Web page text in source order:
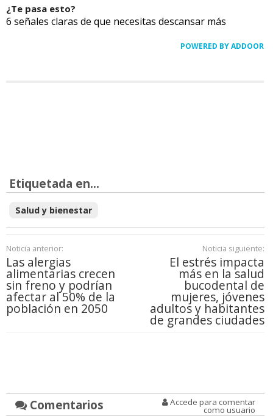
¿Te pasa esto?
6 señales claras de que necesitas descansar más
POWERED BY ADDOOR
Etiquetada en...
Salud y bienestar
Noticia anterior:
Las alergias
alimentarias crecen
sin freno y podrían
afectar al 50% de la
población en 2050
Noticia siguiente:
El estrés impacta
más en la salud
bucodental de
mujeres, jóvenes
adultos y habitantes
de grandes ciudades
Comentarios Accede para comentar
como usuario